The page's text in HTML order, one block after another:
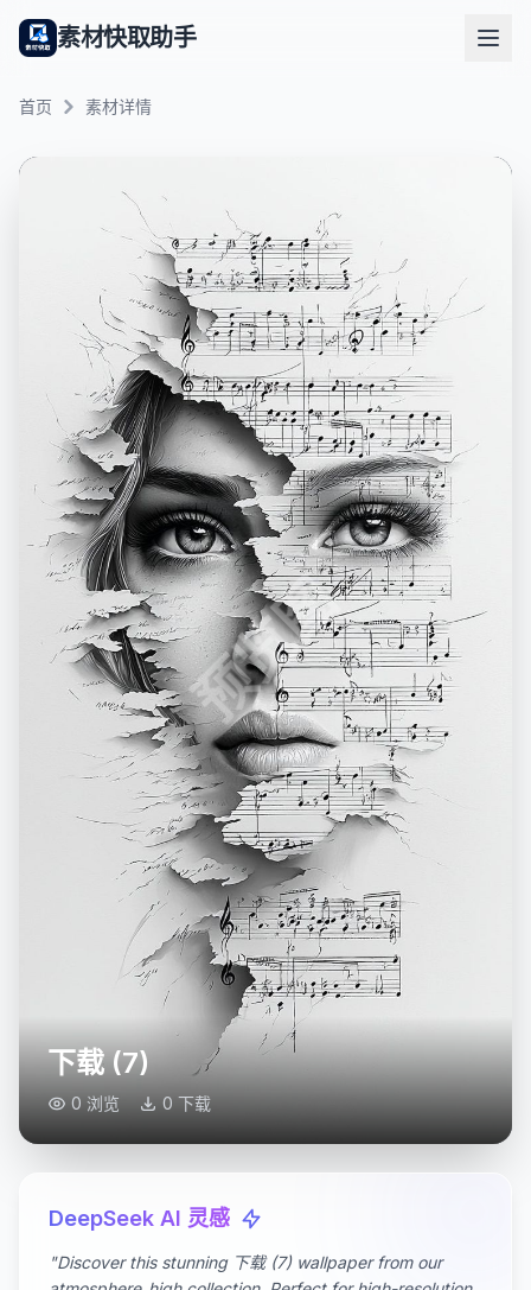
素材快取助手
首页 素材详情
预览图
下载 (7)
0 浏览 0 下载
DeepSeek AI 灵感
"Discover this stunning 下载 (7) wallpaper from our